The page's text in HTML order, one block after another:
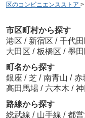
区のコンビニエンスストア >
市区町村から探す
港区 / 新宿区 / 千代
大田区 / 板橋区 / 墨
町名から探す
銀座 / 芝 / 南青山 / 赤
高田馬場 / 六本木 /
路線から探す
総武線 / 山手線 / 都